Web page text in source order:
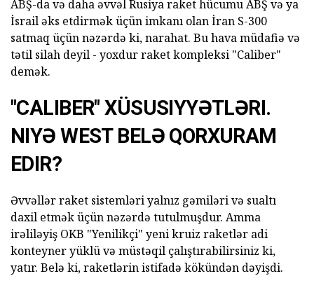
ABŞ-da və daha əvvəl Rusiya raket hücumu ABŞ və ya
İsrail əks etdirmək üçün imkanı olan İran S-300
satmaq üçün nəzərdə ki, narahat. Bu hava müdafiə və
tətil silah deyil - yoxdur raket kompleksi "Caliber"
demək.
"CALIBER" XÜSUSIYYƏTLƏRI.
NIYƏ WEST BELƏ QORXURAM
EDIR?
Əvvəllər raket sistemləri yalnız gəmiləri və sualtı
daxil etmək üçün nəzərdə tutulmuşdur. Amma
irəliləyiş OKB "Yenilikçi" yeni kruiz raketlər adi
konteyner yüklü və müstəqil çalıştırabilirsiniz ki,
yatır. Belə ki, raketlərin istifadə kökündən dəyişdi.